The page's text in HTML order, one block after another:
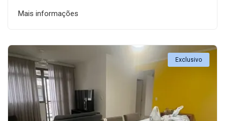
Mais informações
Exclusivo